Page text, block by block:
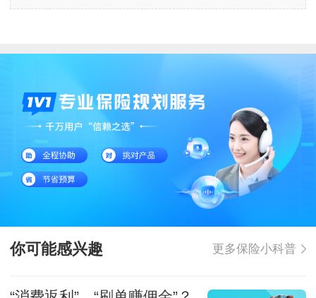
你可能感兴趣 更多保险小科普